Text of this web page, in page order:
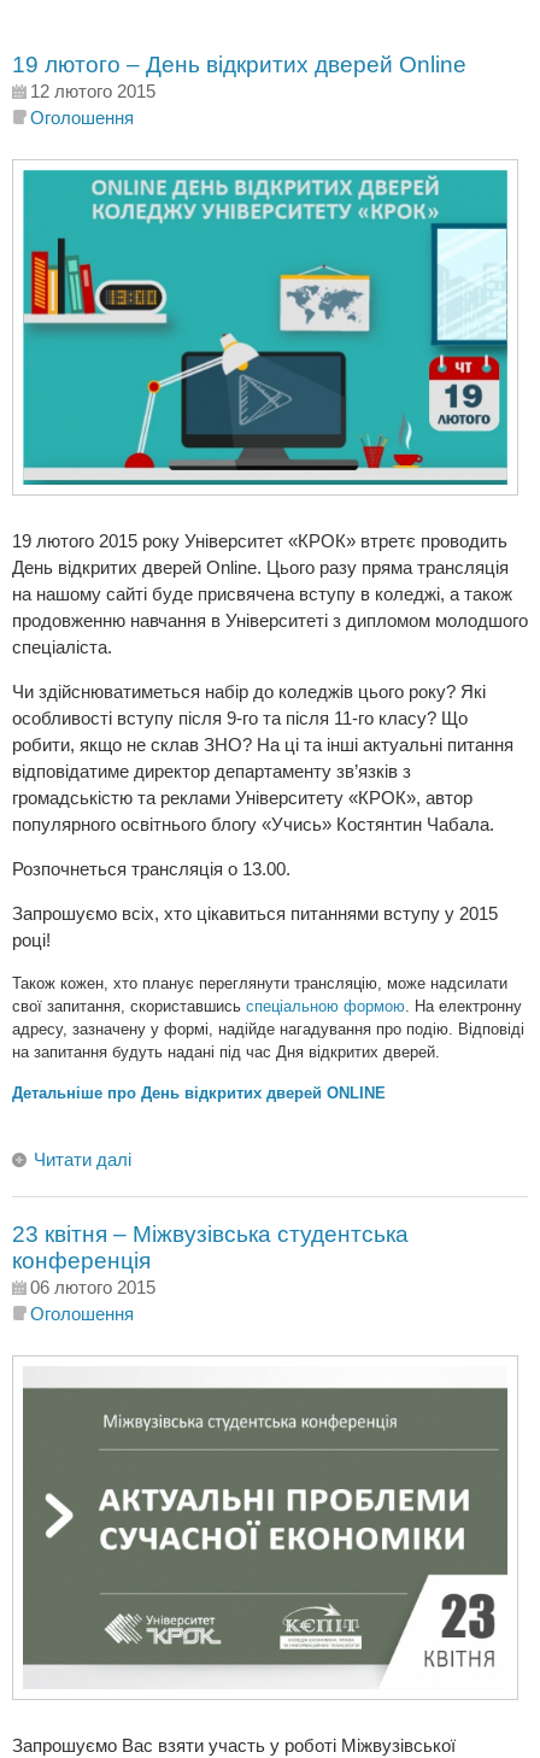
19 лютого – День відкритих дверей Online
12 лютого 2015
Оголошення
19 лютого 2015 року Університет «КРОК» втретє проводить
День відкритих дверей Online. Цього разу пряма трансляція
на нашому сайті буде присвячена вступу в коледжі, а також
продовженню навчання в Університеті з дипломом молодшого
спеціаліста.
Чи здійснюватиметься набір до коледжів цього року? Які
особливості вступу після 9-го та після 11-го класу? Що
робити, якщо не склав ЗНО? На ці та інші актуальні питання
відповідатиме директор департаменту зв’язків з
громадськістю та реклами Університету «КРОК», автор
популярного освітнього блогу «Учись» Костянтин Чабала.
Розпочнеться трансляція о 13.00.
Запрошуємо всіх, хто цікавиться питаннями вступу у 2015
році!
Також кожен, хто планує переглянути трансляцію, може надсилати
свої запитання, скориставшись спеціальною формою . На електронну
адресу, зазначену у формі, надійде нагадування про подію.
Відповіді
на запитання будуть надані під час Дня відкритих дверей.
Детальніше про День відкритих дверей ONLINE
Читати далі
23 квітня – Міжвузівська студентська
конференція
06 лютого 2015
Оголошення
Запрошуємо Вас взяти участь у роботі Міжвузівської